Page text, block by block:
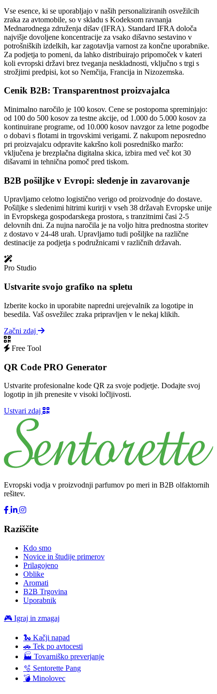
Vse esence, ki se uporabljajo v naših personaliziranih osvežilcih
zraka za avtomobile, so v skladu s Kodeksom ravnanja
Mednarodnega združenja dišav (IFRA). Standard IFRA določa
najvišje dovoljene koncentracije za vsako dišavno sestavino v
potrošniških izdelkih, kar zagotavlja varnost za končne uporabnike.
Za podjetja to pomeni, da lahko distribuirajo pripomoček v kateri
koli evropski državi brez tveganja neskladnosti, vključno s trgi s
strožjimi predpisi, kot so Nemčija, Francija in Nizozemska.
Cenik B2B: Transparentnost proizvajalca
Minimalno naročilo je 100 kosov. Cene se postopoma spreminjajo:
od 100 do 500 kosov za testne akcije, od 1.000 do 5.000 kosov za
kontinuirane programe, od 10.000 kosov navzgor za letne pogodbe
o dobavi s flotami in trgovskimi verigami. Z nakupom neposredno
pri proizvajalcu odpravite kakršno koli posredniško maržo:
vključena je brezplačna digitalna skica, izbira med več kot 30
dišavami in tehnična pomoč pred tiskom.
B2B pošiljke v Evropi: sledenje in zavarovanje
Upravljamo celotno logistično verigo od proizvodnje do dostave.
Pošiljke s sledenimi hitrimi kurirji v vseh 38 državah Evropske unije
in Evropskega gospodarskega prostora, s tranzitnimi časi 2-5
delovnih dni. Za nujna naročila je na voljo hitra prednostna storitev
z dostavo v 24-48 urah. Upravljamo tudi pošiljke na različne
destinacije za podjetja s podružnicami v različnih državah.
Pro Studio
Ustvarite svojo grafiko na spletu
Izberite kocko in uporabite napredni urejevalnik za logotipe in
besedila. Vaš osvežilec zraka pripravljen v le nekaj klikih.
Začni zdaj
Free Tool
QR Code PRO Generator
Ustvarite profesionalne kode QR za svoje podjetje. Dodajte svoj
logotip in jih prenesite v visoki ločljivosti.
Ustvari zdaj
Evropski vodja v proizvodnji parfumov po meri in B2B olfaktornih
rešitev.
Raziščite
Kdo smo
Novice in študije primerov
Prilagojeno
Oblike
Aromati
B2B Trgovina
Uporabnik
🎮 Igraj in zmagaj
🐍 Kačji napad
🚗 Tek po avtocesti
🏭 Tovarniško preverjanje
🫧 Sentorette Pang
💣 Minolovec